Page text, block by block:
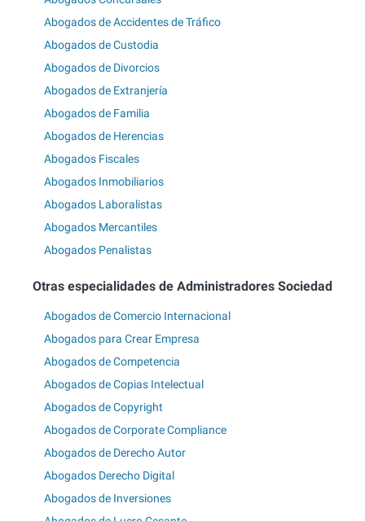
Abogados de Accidentes de Tráfico
Abogados de Custodia
Abogados de Divorcios
Abogados de Extranjería
Abogados de Familia
Abogados de Herencias
Abogados Fiscales
Abogados Inmobiliarios
Abogados Laboralistas
Abogados Mercantiles
Abogados Penalistas
Otras especialidades de Administradores Sociedad
Abogados de Comercio Internacional
Abogados para Crear Empresa
Abogados de Competencia
Abogados de Copias Intelectual
Abogados de Copyright
Abogados de Corporate Compliance
Abogados de Derecho Autor
Abogados Derecho Digital
Abogados de Inversiones